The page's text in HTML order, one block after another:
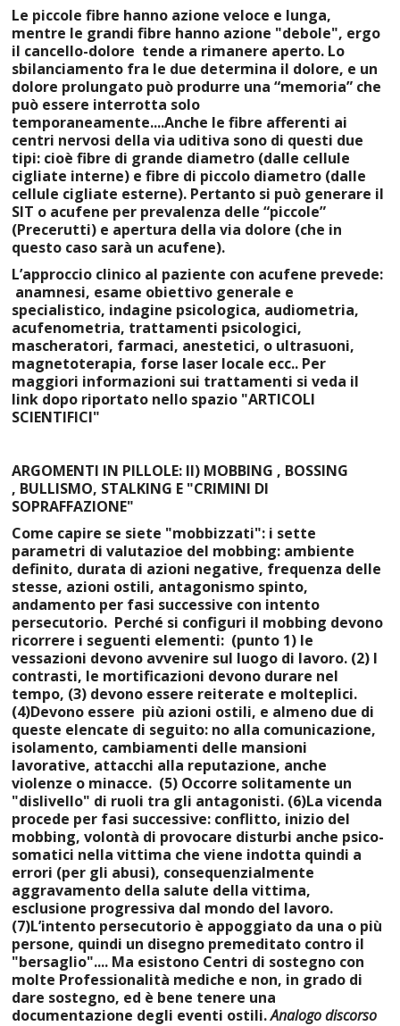
Le piccole fibre hanno azione veloce e lunga,
mentre le grandi fibre hanno azione "debole", ergo
il cancello-dolore tende a rimanere aperto. Lo
sbilanciamento fra le due determina il dolore, e un
dolore prolungato può produrre una “memoria” che
può essere interrotta solo
temporaneamente....Anche le fibre afferenti ai
centri nervosi della via uditiva sono di questi due
tipi: cioè fibre di grande diametro (dalle cellule
cigliate interne) e fibre di piccolo diametro (dalle
cellule cigliate esterne). Pertanto si può generare il
SIT o acufene per prevalenza delle “piccole”
(Precerutti) e apertura della via dolore (che in
questo caso sarà un acufene).
L’approccio clinico al paziente con acufene prevede:
anamnesi, esame obiettivo generale e
specialistico, indagine psicologica, audiometria,
acufenometria, trattamenti psicologici,
mascheratori, farmaci, anestetici, o ultrasuoni,
magnetoterapia, forse laser locale ecc.. Per
maggiori informazioni sui trattamenti si veda il
link dopo riportato nello spazio "ARTICOLI
SCIENTIFICI"
ARGOMENTI IN PILLOLE: II) MOBBING , BOSSING
, BULLISMO, STALKING E "CRIMINI DI
SOPRAFFAZIONE"
Come capire se siete "mobbizzati": i sette
parametri di valutazioe del mobbing: ambiente
definito, durata di azioni negative, frequenza delle
stesse, azioni ostili, antagonismo spinto,
andamento per fasi successive con intento
persecutorio. Perché si configuri il mobbing devono
ricorrere i seguenti elementi: (punto 1) le
vessazioni devono avvenire sul luogo di lavoro. (2) I
contrasti, le mortificazioni devono durare nel
tempo, (3) devono essere reiterate e molteplici.
(4)Devono essere più azioni ostili, e almeno due di
queste elencate di seguito: no alla comunicazione,
isolamento, cambiamenti delle mansioni
lavorative, attacchi alla reputazione, anche
violenze o minacce. (5) Occorre solitamente un
"dislivello" di ruoli tra gli antagonisti. (6)La vicenda
procede per fasi successive: conflitto, inizio del
mobbing, volontà di provocare disturbi anche psico-
somatici nella vittima che viene indotta quindi a
errori (per gli abusi), consequenzialmente
aggravamento della salute della vittima,
esclusione progressiva dal mondo del lavoro.
(7)L’intento persecutorio è appoggiato da una o più
persone, quindi un disegno premeditato contro il
"bersaglio".... Ma esistono Centri di sostegno con
molte Professionalità mediche e non, in grado di
dare sostegno, ed è bene tenere una
documentazione degli eventi ostili.Analogo discorso